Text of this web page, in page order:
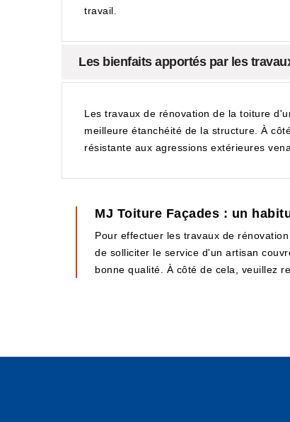
travail.
Les bienfaits apportés par les
Les travaux de rénovation de la toiture
meilleure étanchéité de la structure. À
résistante aux agressions extérieures
MJ Toiture Façades : un
Pour effectuer les travaux de
de solliciter le service d'un artisan
bonne qualité. À côté de cela, veuillez